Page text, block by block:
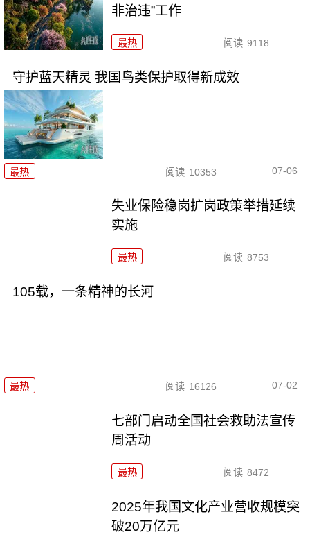
非治违”工作
最热 阅读 9118
守护蓝天精灵 我国鸟类保护取得新成效
最热 阅读 10353 07-06
失业保险稳岗扩岗政策举措延续
实施
最热 阅读 8753
105载，一条精神的长河
最热 阅读 16126 07-02
七部门启动全国社会救助法宣传
周活动
最热 阅读 8472
2025年我国文化产业营收规模突
破20万亿元